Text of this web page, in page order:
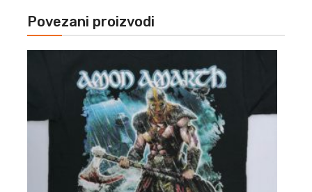
Povezani proizvodi